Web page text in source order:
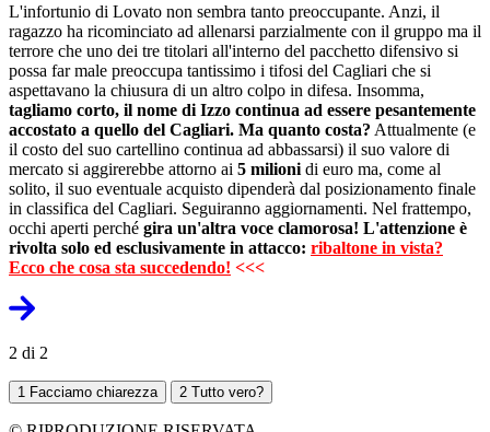
L'infortunio di Lovato non sembra tanto preoccupante. Anzi, il
ragazzo ha ricominciato ad allenarsi parzialmente con il gruppo ma il
terrore che uno dei tre titolari all'interno del pacchetto difensivo si
possa far male preoccupa tantissimo i tifosi del Cagliari che si
aspettavano la chiusura di un altro colpo in difesa. Insomma,
tagliamo corto, il nome di Izzo continua ad essere pesantemente
accostato a quello del Cagliari. Ma quanto costa? Attualmente (e
il costo del suo cartellino continua ad abbassarsi) il suo valore di
mercato si aggirerebbe attorno ai 5 milioni di euro ma, come al
solito, il suo eventuale acquisto dipenderà dal posizionamento finale
in classifica del Cagliari. Seguiranno aggiornamenti. Nel frattempo,
occhi aperti perché gira un'altra voce clamorosa! L'attenzione è
rivolta solo ed esclusivamente in attacco: ribaltone in vista?
Ecco che cosa sta succedendo! <<<
2 di 2
1 Facciamo chiarezza 2 Tutto vero?